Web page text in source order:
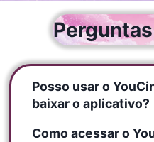
Posso usar o
baixar o aplicativo?
Como acessar o